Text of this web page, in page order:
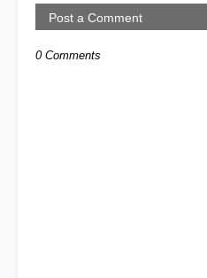
Post a Comment
0 Comments